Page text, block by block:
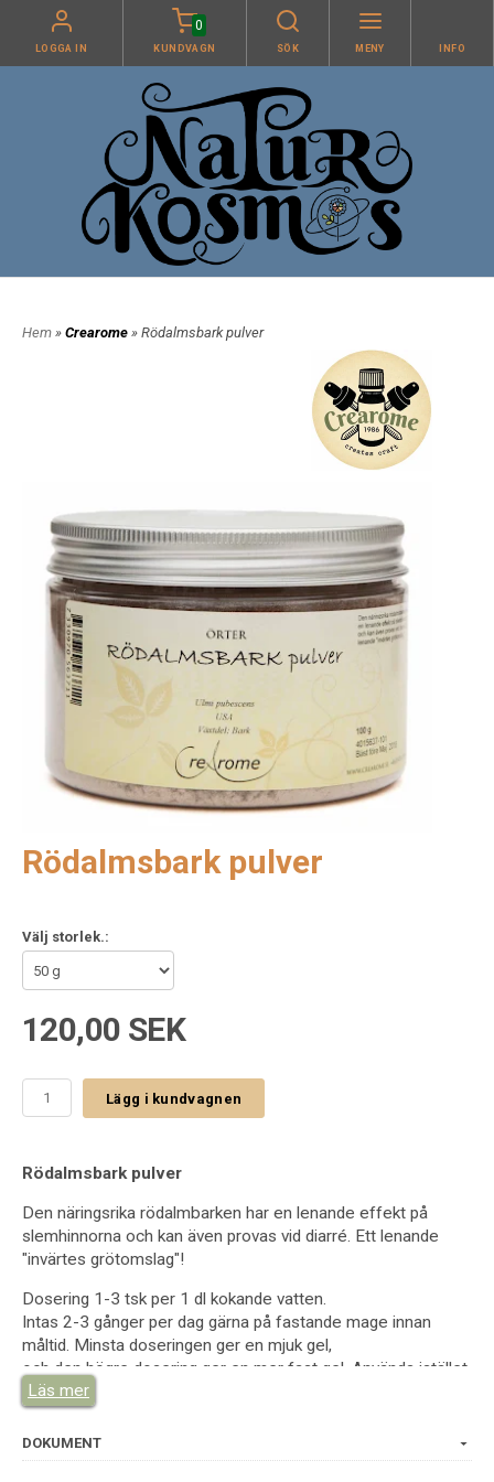
LOGGA IN
0
KUNDVAGN SÖK MENY INFO
Hem » Crearome » Rödalmsbark pulver
Rödalmsbark pulver
Välj storlek.:
120,00 SEK
Lägg i kundvagnen
Rödalmsbark pulver
Den näringsrika rödalmbarken har en lenande effekt på
slemhinnorna och kan även provas vid diarré. Ett lenande
"invärtes grötomslag"!
Dosering 1-3 tsk per 1 dl kokande vatten.
Intas 2-3 gånger per dag gärna på fastande mage innan
måltid. Minsta doseringen ger en mjuk gel,
och den högre dosering ger en mer fast gel. Används istället
för chiafrö/linfröslem. Kallt vatten ger en längre svällningstid.
Läs mer
DOKUMENT